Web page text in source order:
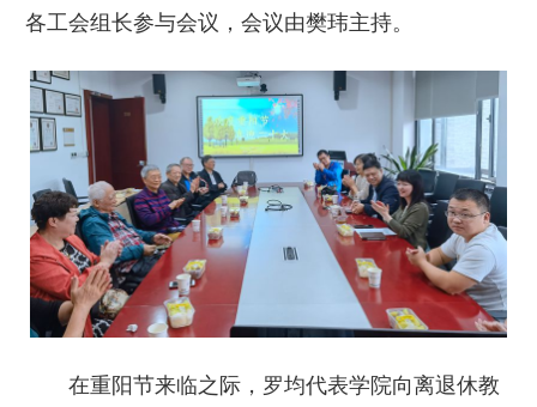
各工会组长参与会议，会议由樊玮主持。
在重阳节来临之际，罗均代表学院向离退休教